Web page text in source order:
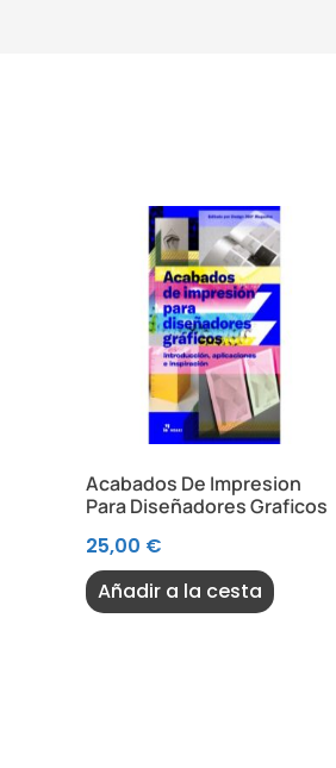
Acabados De Impresion
Para Diseñadores Graficos
25,00 €
Añadir a la cesta